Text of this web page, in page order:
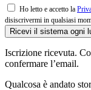
Ho letto e accetto la
disiscrivermi in qualsiasi
Ricevi il sistema ogni
Iscrizione ricevuta.
confermare l’email.
Qualcosa è andato